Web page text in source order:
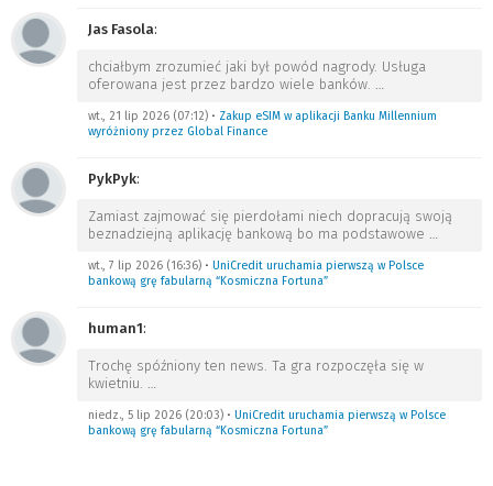
Jas Fasola:
chciałbym zrozumieć jaki był powód nagrody. Usługa
oferowana jest przez bardzo wiele banków. …
wt., 21 lip 2026 (07:12) • Zakup eSIM w aplikacji Banku Millennium
wyróżniony przez Global Finance
PykPyk:
Zamiast zajmować się pierdołami niech dopracują swoją
beznadziejną aplikację bankową bo ma podstawowe …
wt., 7 lip 2026 (16:36) • UniCredit uruchamia pierwszą w Polsce
bankową grę fabularną “Kosmiczna Fortuna”
human1:
Trochę spóźniony ten news. Ta gra rozpoczęła się w
kwietniu. …
niedz., 5 lip 2026 (20:03) • UniCredit uruchamia pierwszą w Polsce
bankową grę fabularną “Kosmiczna Fortuna”